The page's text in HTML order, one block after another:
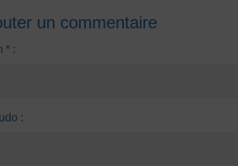
un commentaire
* :
: